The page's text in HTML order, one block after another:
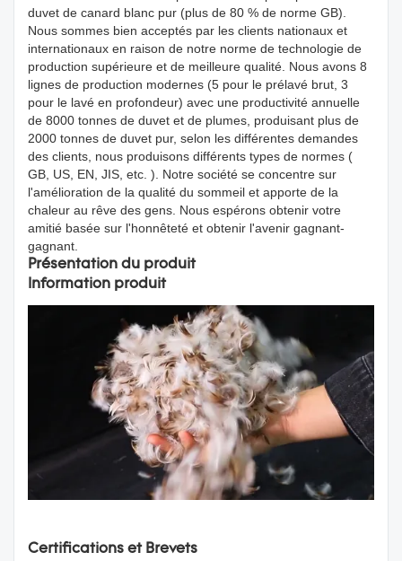
duvet de canard blanc pur (plus de 80 % de norme GB).
Nous sommes bien acceptés par les clients nationaux et
internationaux en raison de notre norme de technologie de
production supérieure et de meilleure qualité. Nous avons 8
lignes de production modernes (5 pour le prélavé brut, 3
pour le lavé en profondeur) avec une productivité annuelle
de 8000 tonnes de duvet et de plumes, produisant plus de
2000 tonnes de duvet pur, selon les différentes demandes
des clients, nous produisons différents types de normes (
GB, US, EN, JIS, etc. ). Notre société se concentre sur
l'amélioration de la qualité du sommeil et apporte de la
chaleur au rêve des gens. Nous espérons obtenir votre
amitié basée sur l'honnêteté et obtenir l'avenir gagnant-
gagnant.
Présentation du produit
Information produit
Certifications et Brevets